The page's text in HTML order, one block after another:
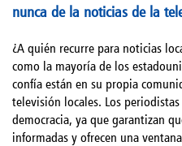
nunca de la noticias de la
¿A quién recurre para noticias
como la mayoría de los
confía están en su propia
televisión locales. Los
democracia, ya que garantizan
informadas y ofrecen una